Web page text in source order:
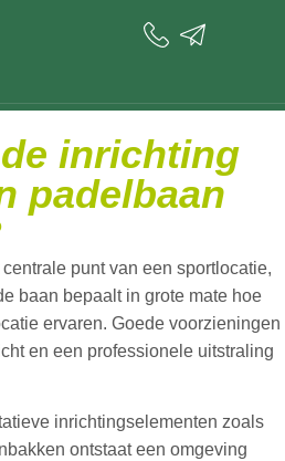
inrichting
padelbaan
punt van een sportlocatie,
baan bepaalt in grote mate hoe
ervaren. Goede voorzieningen
en een professionele uitstraling
inrichtingselementen zoals
ontstaat een omgeving